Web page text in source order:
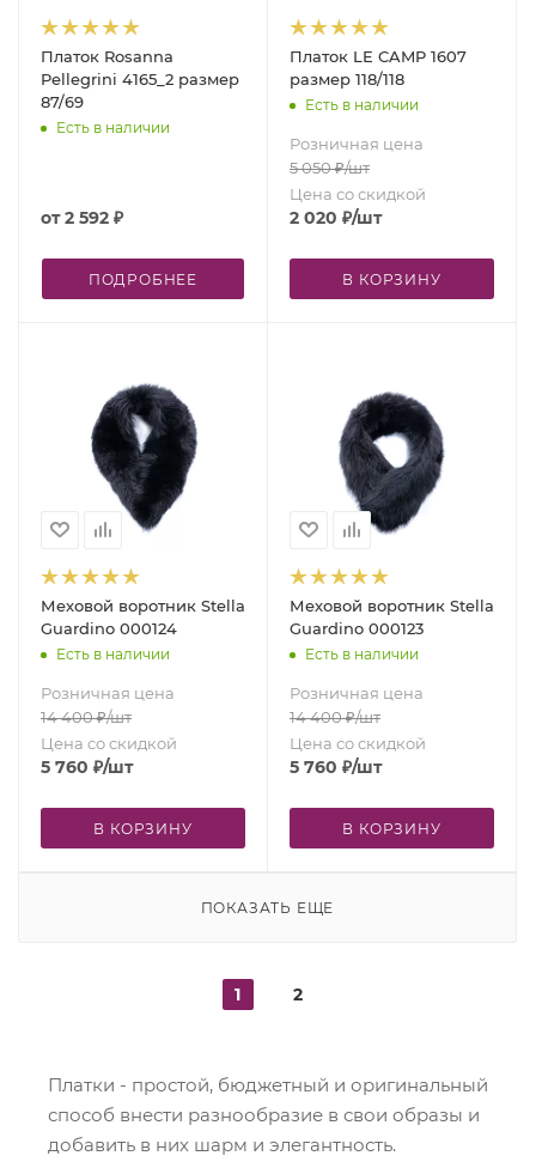
Платок Rosanna
Pellegrini 4165_2 размер
87/69
Есть в наличии
от2 592 ₽
ПОДРОБНЕЕ
Платок LE CAMP 1607
размер 118/118
Есть в наличии
Розничная цена
5 050₽/шт
Цена со скидкой
2 020 ₽/шт
В КОРЗИНУ
Меховой воротник Stella
Guardino 000124
Есть в наличии
Розничная цена
14 400₽/шт
Цена со скидкой
5 760 ₽/шт
В КОРЗИНУ
Меховой воротник Stella
Guardino 000123
Есть в наличии
Розничная цена
14 400₽/шт
Цена со скидкой
5 760 ₽/шт
В КОРЗИНУ
ПОКАЗАТЬ ЕЩЕ
1 2
Платки - простой, бюджетный и оригинальный
способ внести разнообразие в свои образы и
добавить в них шарм и элегантность.